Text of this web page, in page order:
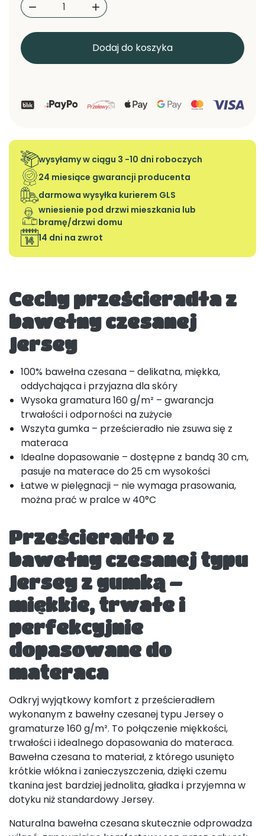
 
Dodaj do koszyka
wysyłamy w ciągu 3 -10 dni roboczych
24 miesiące gwarancji producenta
darmowa wysyłka kurierem GLS
wniesienie pod drzwi mieszkania lub
bramę/drzwi domu
14 dni na zwrot
Cechy prześcieradła z
bawełny czesanej
Jersey
100% bawełna czesana – delikatna, miękka,
oddychająca i przyjazna dla skóry
Wysoka gramatura 160 g/m² – gwarancja
trwałości i odporności na zużycie
Wszyta gumka – prześcieradło nie zsuwa się z
materaca
Idealne dopasowanie – dostępne z bandą 30 cm,
pasuje na materace do 25 cm wysokości
Łatwe w pielęgnacji – nie wymaga prasowania,
można prać w pralce w 40°C
Prześcieradło z
bawełny czesanej typu
Jersey z gumką –
miękkie, trwałe i
perfekcyjnie
dopasowane do
materaca
Odkryj wyjątkowy komfort z prześcieradłem
wykonanym z bawełny czesanej typu Jersey o
gramaturze 160 g/m². To połączenie miękkości,
trwałości i idealnego dopasowania do materaca.
Bawełna czesana to materiał, z którego usunięto
krótkie włókna i zanieczyszczenia, dzięki czemu
tkanina jest bardziej jednolita, gładka i przyjemna w
dotyku niż standardowy Jersey.
Naturalna bawełna czesana skutecznie odprowadza